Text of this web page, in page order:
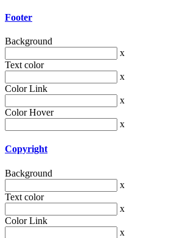
Footer
Background
x
Text color
x
Color Link
x
Color Hover
x
Copyright
Background
x
Text color
x
Color Link
x